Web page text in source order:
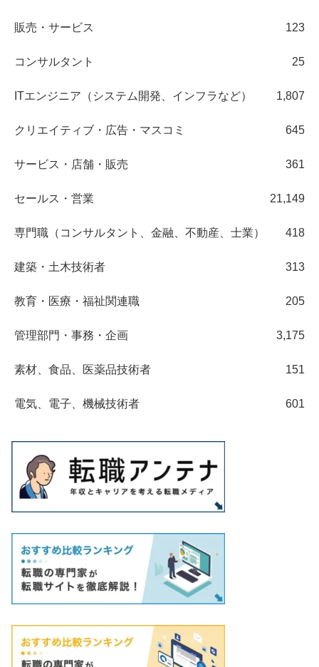
販売・サービス 123
コンサルタント 25
ITエンジニア（システム開発、インフラなど） 1,807
クリエイティブ・広告・マスコミ 645
サービス・店舗・販売 361
セールス・営業 21,149
専門職（コンサルタント、金融、不動産、士業） 418
建築・土木技術者 313
教育・医療・福祉関連職 205
管理部門・事務・企画 3,175
素材、食品、医薬品技術者 151
電気、電子、機械技術者 601